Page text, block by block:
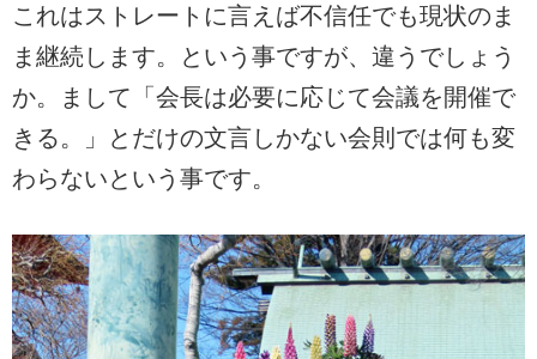
これはストレートに言えば不信任でも現状のま
ま継続します。という事ですが、違うでしょう
か。まして「会長は必要に応じて会議を開催で
きる。」とだけの文言しかない会則では何も変
わらないという事です。